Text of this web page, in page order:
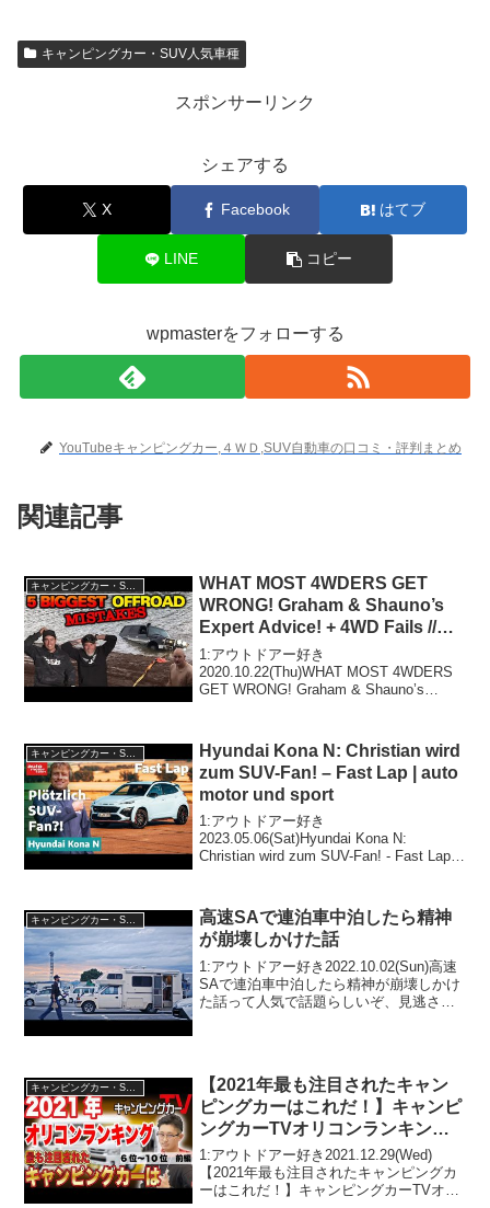
キャンピングカー・SUV人気車種
スポンサーリンク
シェアする
X Facebook はてブ
LINE コピー
wpmasterをフォローする
YouTubeキャンピングカー,４ＷＤ,SUV自動車の口コミ・評判まとめ
関連記事
キャンピングカー・SUV人気車種
WHAT MOST 4WDERS GET
WRONG! Graham & Shauno’s
Expert Advice! + 4WD Fails //
The Shed Ep 12
1:アウトドアー好き
2020.10.22(Thu)WHAT MOST 4WDERS
GET WRONG! Graham & Shauno’s
Hyundai Kona N: Christian wird
zum SUV-Fan! – Fast Lap | auto
motor und sport
1:アウトドアー好き
2023.05.06(Sat)Hyundai Kona N:
Christian wird zum SUV-Fan! - Fast Lap |
キャンピングカー・SUV人気車種
高速SAで連泊車中泊したら精神
が崩壊しかけた話
1:アウトドアー好き2022.10.02(Sun)高速
SAで連泊車中泊したら精神が崩壊しかけ
た話って人気で話題らしいぞ、見逃さな
【2021年最も注目されたキャン
ピングカーはこれだ！】キャンピ
ングカーTVオリコンランキング
10位から6位を紹介！
1:アウトドアー好き2021.12.29(Wed)
【2021年最も注目されたキャンピングカ
ーはこれだ！】キャンピングカーTVオリ